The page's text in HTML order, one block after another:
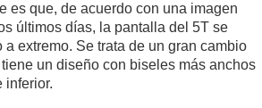
es que, de acuerdo con una imagen
últimos días, la pantalla del 5T se
a extremo. Se trata de un gran cambio
un diseño con biseles más anchos
inferior.